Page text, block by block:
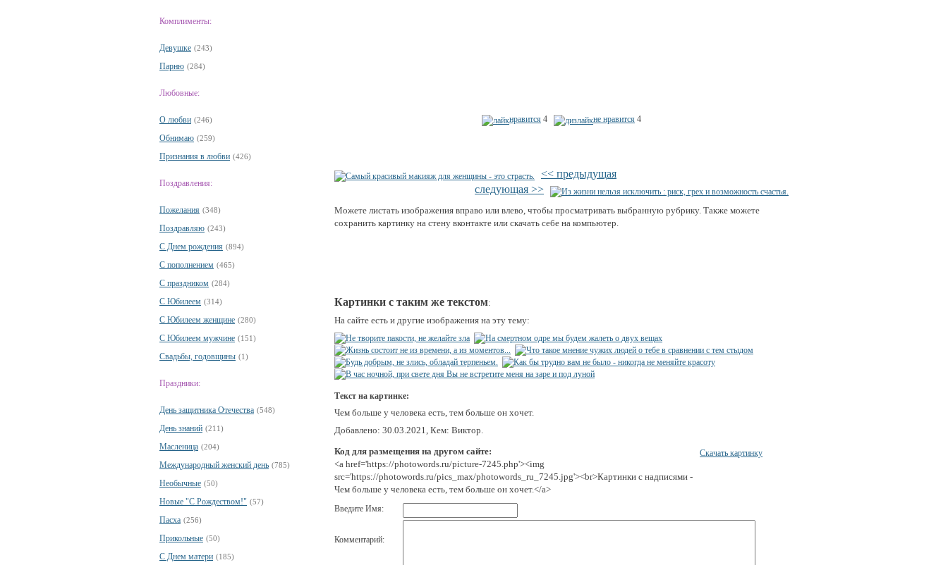
Комплименты:
Девушке (243)
Парню (284)
Любовные:
О любви (246)
Обнимаю (259)
Признания в любви (426)
Поздравления:
Пожелания (348)
Поздравляю (243)
С Днем рождения (894)
С пополнением (465)
С праздником (284)
С Юбилеем (314)
С Юбилеем женщине (280)
С Юбилеем мужчине (151)
Свадьбы, годовщины (1)
Праздники:
День защитника Отечества (548)
День знаний (211)
Масленица (204)
Международный женский день (785)
Необычные (50)
Новые "С Рождеством!" (57)
Пасха (256)
Прикольные (50)
С Днем матери (185)
нравится 4 не нравится 4
<< предыдущая
следующая >>
Можете листать изображения вправо или влево, чтобы просматривать выбранную рубрику. Также можете
сохранить картинку на стену вконтакте или скачать себе на компьютер.
Картинки с таким же текстом:
На сайте есть и другие изображения на эту тему:
Текст на картинке:
Чем больше у человека есть, тем больше он хочет.
Добавлено: 30.03.2021, Кем: Виктор.
Код для размещения на другом сайте:
<a href='https://photowords.ru/picture-7245.php'><img
src='https://photowords.ru/pics_max/photowords_ru_7245.jpg'><br>Картинки с надписями -
Чем больше у человека есть, тем больше он хочет.</a>
Скачать картинку
Введите Имя:
Комментарий: